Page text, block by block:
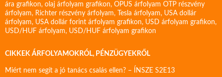
ára grafikon, olaj árfolyam grafikon, OPUS árfolyam OTP részvény
árfolyam, Richter részvény árfolyam, Tesla árfolyam, USA dollár
árfolyam, USA dollár forint árfolyam grafikon, USD árfolyam grafikon,
USD/HUF árfolyam, USD/HUF árfolyam grafikon
CIKKEK ÁRFOLYAMOKRÓL, PÉNZÜGYEKRŐL
Miért nem segít a jó tanács csalás ellen? – ÍNSZE S2E13